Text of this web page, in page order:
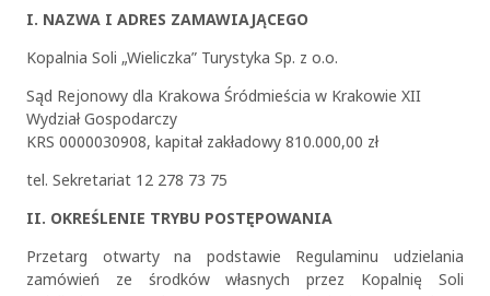
I. NAZWA I ADRES ZAMAWIAJĄCEGO
Kopalnia Soli „Wieliczka” Turystyka Sp. z o.o.
Sąd Rejonowy dla Krakowa Śródmieścia w Krakowie XII
Wydział Gospodarczy
KRS 0000030908, kapitał zakładowy 810.000,00 zł
tel. Sekretariat 12 278 73 75
II. OKREŚLENIE TRYBU POSTĘPOWANIA
Przetarg otwarty na podstawie Regulaminu udzielania
zamówień ze środków własnych przez Kopalnię Soli